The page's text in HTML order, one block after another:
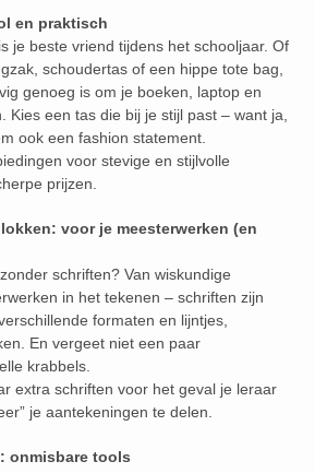
en praktisch
je beste vriend tijdens het schooljaar. Of
schoudertas of een hippe tote bag,
genoeg is om je boeken, laptop en
Kies een tas die bij je stijl past – want ja,
ook een fashion statement.
voor stevige en stijlvolle
prijzen.
voor je meesterwerken (en
schriften? Van wiskundige
in het tekenen – schriften zijn
formaten en lijntjes,
En vergeet niet een paar
krabbels.
extra schriften voor het geval je leraar
je aantekeningen te delen.
onmisbare tools